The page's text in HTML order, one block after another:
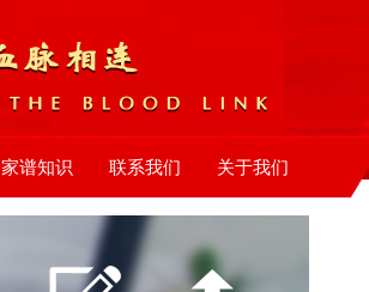
家谱知识 联系我们 关于我们